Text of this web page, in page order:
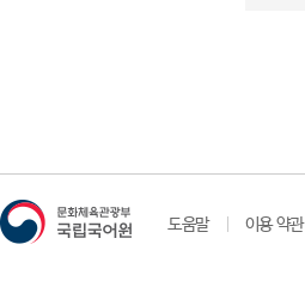
도움말 이용 약관